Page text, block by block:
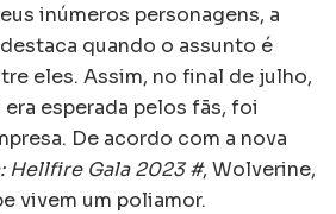
inúmeros personagens, a
quando o assunto é
eles. Assim, no final de julho,
esperada pelos fãs, foi
De acordo com a nova
Hellfire Gala 2023 #, Wolverine,
vivem um poliamor.